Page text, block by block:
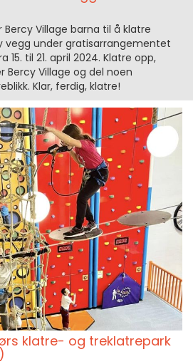
Village barna til å klatre
vegg under gratisarrangementet
til 21. april 2024. Klatre opp,
Bercy Village og del noen
Klar, ferdig, klatre!
klatre- og treklatrepark